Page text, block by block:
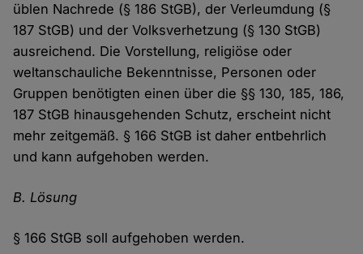
üblen Nachrede (§ 186 StGB), der Verleumdung (§
187 StGB) und der Volksverhetzung (§ 130 StGB)
ausreichend. Die Vorstellung, religiöse oder
weltanschauliche Bekenntnisse, Personen oder
Gruppen benötigten einen über die §§ 130, 185, 186,
187 StGB hinausgehenden Schutz, erscheint nicht
mehr zeitgemäß. § 166 StGB ist daher entbehrlich
und kann aufgehoben werden.
B. Lösung
§ 166 StGB soll aufgehoben werden.